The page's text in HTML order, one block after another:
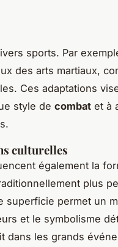
sports. Par
des arts martiaux,
Ces adaptations
style de combat et à
culturelles
également la
plus
superficie permet un
et le symbolisme
dans les grands